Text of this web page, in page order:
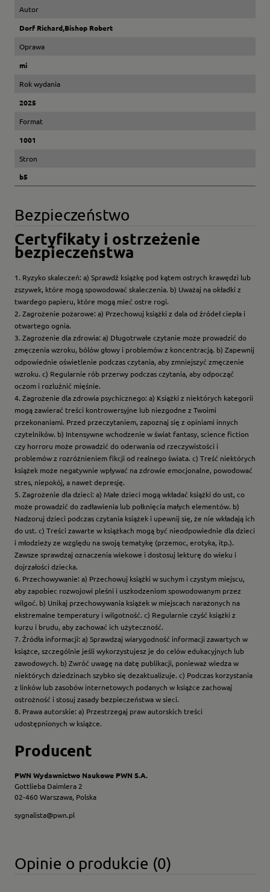
Autor
Dorf Richard,Bishop Robert
Oprawa
mi
Rok wydania
2025
Format
1001
Stron
b5
Bezpieczeństwo
Certyfikaty i ostrzeżenie
bezpieczeństwa
1. Ryzyko skaleczeń: a) Sprawdź książkę pod kątem ostrych krawędzi lub
zszywek, które mogą spowodować skaleczenia. b) Uważaj na okładki z
twardego papieru, które mogą mieć ostre rogi.
2. Zagrożenie pożarowe: a) Przechowuj książki z dala od źródeł ciepła i
otwartego ognia.
3. Zagrożenie dla zdrowia: a) Długotrwałe czytanie może prowadzić do
zmęczenia wzroku, bólów głowy i problemów z koncentracją. b) Zapewnij
odpowiednie oświetlenie podczas czytania, aby zmniejszyć zmęczenie
wzroku. c) Regularnie rób przerwy podczas czytania, aby odpocząć
oczom i rozluźnić mięśnie.
4. Zagrożenie dla zdrowia psychicznego: a) Książki z niektórych kategorii
mogą zawierać treści kontrowersyjne lub niezgodne z Twoimi
przekonaniami. Przed przeczytaniem, zapoznaj się z opiniami innych
czytelników. b) Intensywne wchodzenie w świat fantasy, science fiction
czy horroru może prowadzić do oderwania od rzeczywistości i
problemów z rozróżnieniem fikcji od realnego świata. c) Treść niektórych
książek może negatywnie wpływać na zdrowie emocjonalne, powodować
stres, niepokój, a nawet depresję.
5. Zagrożenie dla dzieci: a) Małe dzieci mogą wkładać książki do ust, co
może prowadzić do zadławienia lub połknięcia małych elementów. b)
Nadzoruj dzieci podczas czytania książek i upewnij się, że nie wkładają ich
do ust. c) Treści zawarte w książkach mogą być nieodpowiednie dla dzieci
i młodzieży ze względu na swoją tematykę (przemoc, erotyka, itp.).
Zawsze sprawdzaj oznaczenia wiekowe i dostosuj lekturę do wieku i
dojrzałości dziecka.
6. Przechowywanie: a) Przechowuj książki w suchym i czystym miejscu,
aby zapobiec rozwojowi pleśni i uszkodzeniom spowodowanym przez
wilgoć. b) Unikaj przechowywania książek w miejscach narażonych na
ekstremalne temperatury i wilgotność. c) Regularnie czyść książki z
kurzu i brudu, aby zachować ich użyteczność.
7. Źródła informacji: a) Sprawdzaj wiarygodność informacji zawartych w
książce, szczególnie jeśli wykorzystujesz je do celów edukacyjnych lub
zawodowych. b) Zwróć uwagę na datę publikacji, ponieważ wiedza w
niektórych dziedzinach szybko się dezaktualizuje. c) Podczas korzystania
z linków lub zasobów internetowych podanych w książce zachowaj
ostrożność i stosuj zasady bezpieczeństwa w sieci.
8. Prawa autorskie: a) Przestrzegaj praw autorskich treści
udostępnionych w książce.
Producent
PWN Wydawnictwo Naukowe PWN S.A.
Gottlieba Daimlera 2
02-460 Warszawa, Polska
sygnalista@pwn.pl
Opinie o produkcie (0)